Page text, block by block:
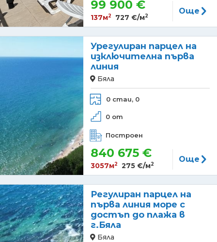
99 900 €
137м2 727 €/м2
Още
Урегулиран парцел на
изключителна първа
линия
Бяла
0 стаи, 0
0 от
Построен
840 675 €
3057м2 275 €/м2
Още
Регулиран парцел на
първа линия море с
достъп до плажа в
г.Бяла
Бяла